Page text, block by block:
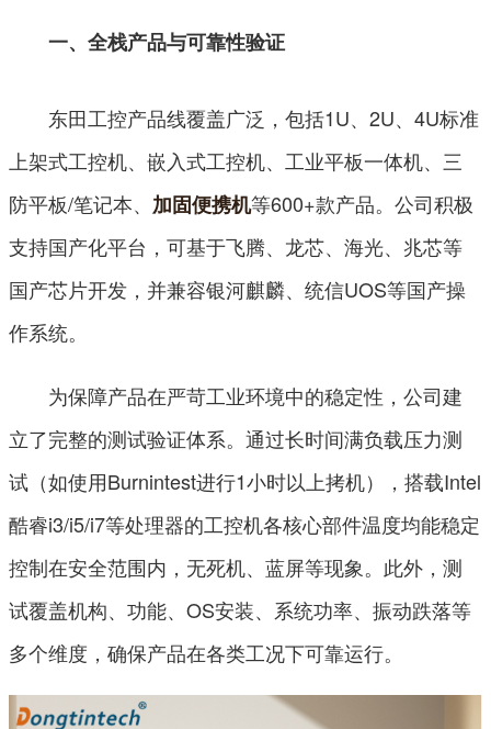
一、全栈产品与可靠性验证
东田工控产品线覆盖广泛，包括1U、2U、4U标准
上架式工控机、嵌入式工控机、工业平板一体机、三
防平板/笔记本、 加固便携机等600+款产品。公司积极
支持国产化平台，可基于飞腾、龙芯、海光、兆芯等
国产芯片开发，并兼容银河麒麟、统信UOS等国产操
作系统。
为保障产品在严苛工业环境中的稳定性，公司建
立了完整的测试验证体系。通过长时间满负载压力测
试（如使用Burnintest进行1小时以上拷机），搭载Intel
酷睿i3/i5/i7等处理器的工控机各核心部件温度均能稳定
控制在安全范围内，无死机、蓝屏等现象。此外，测
试覆盖机构、功能、OS安装、系统功率、振动跌落等
多个维度，确保产品在各类工况下可靠运行。